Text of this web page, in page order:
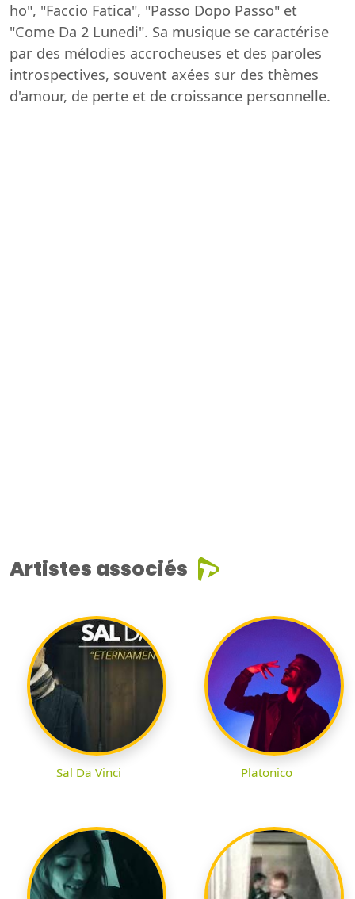
ho", "Faccio Fatica", "Passo Dopo Passo" et
"Come Da 2 Lunedi". Sa musique se caractérise
par des mélodies accrocheuses et des paroles
introspectives, souvent axées sur des thèmes
d'amour, de perte et de croissance personnelle.
Artistes associés
Sal Da Vinci Platonico